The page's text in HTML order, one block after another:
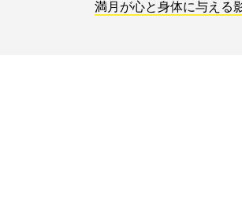
満月が心と身体に与える